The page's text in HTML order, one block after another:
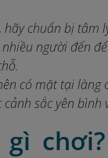
chuẩn bị tâm
người đến
có mặt tại làng
sắc yên
gì